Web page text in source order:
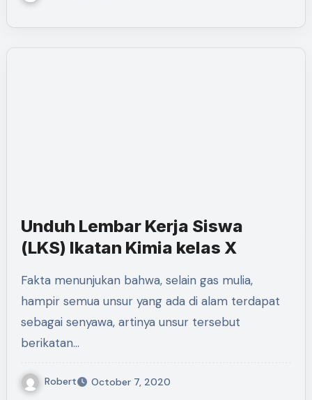
Unduh Lembar Kerja Siswa
(LKS) Ikatan Kimia kelas X
Fakta menunjukan bahwa, selain gas mulia,
hampir semua unsur yang ada di alam terdapat
sebagai senyawa, artinya unsur tersebut
berikatan…
Robert October 7, 2020